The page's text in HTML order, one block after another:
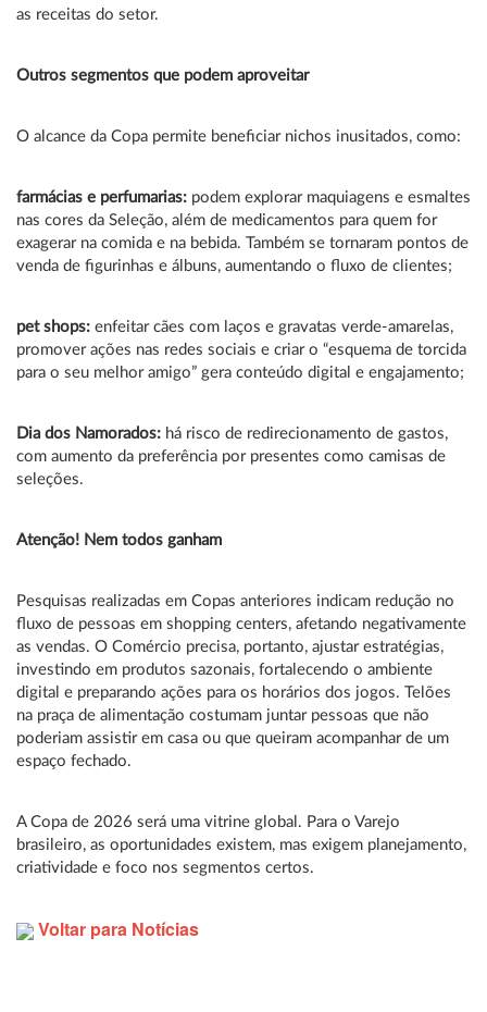
as receitas do setor.
Outros segmentos que podem aproveitar
O alcance da Copa permite beneficiar nichos inusitados, como:
farmácias e perfumarias: podem explorar maquiagens e esmaltes
nas cores da Seleção, além de medicamentos para quem for
exagerar na comida e na bebida. Também se tornaram pontos de
venda de figurinhas e álbuns, aumentando o fluxo de clientes;
pet shops: enfeitar cães com laços e gravatas verde-amarelas,
promover ações nas redes sociais e criar o “esquema de torcida
para o seu melhor amigo” gera conteúdo digital e engajamento;
Dia dos Namorados: há risco de redirecionamento de gastos,
com aumento da preferência por presentes como camisas de
seleções.
Atenção! Nem todos ganham
Pesquisas realizadas em Copas anteriores indicam redução no
fluxo de pessoas em shopping centers, afetando negativamente
as vendas. O Comércio precisa, portanto, ajustar estratégias,
investindo em produtos sazonais, fortalecendo o ambiente
digital e preparando ações para os horários dos jogos. Telões
na praça de alimentação costumam juntar pessoas que não
poderiam assistir em casa ou que queiram acompanhar de um
espaço fechado.
A Copa de 2026 será uma vitrine global. Para o Varejo
brasileiro, as oportunidades existem, mas exigem planejamento,
criatividade e foco nos segmentos certos.
Voltar para Notícias